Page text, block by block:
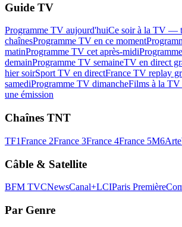
Guide TV
Programme TV aujourd'huiCe soir à la TV —
chaînesProgramme TV en ce moment
matinProgramme TV cet après-midi
demainProgramme TV semaineTV en direct
hier soirSport TV en directFrance TV replay
samediProgramme TV dimancheFilms à la TV
une émission
Chaînes TNT
TF1France 2France 3France 4France 5M6Arte
Câble & Satellite
BFM TVCNewsCanal+LCIParis Première
Par Genre